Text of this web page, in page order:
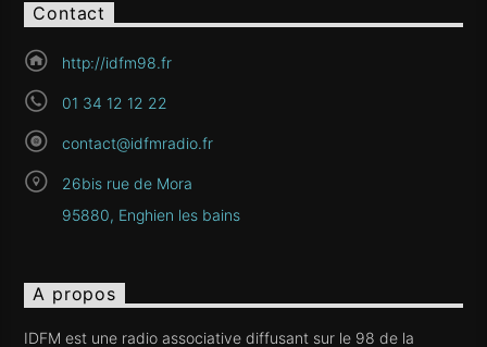
Contact
http://idfm98.fr
01 34 12 12 22
contact@idfmradio.fr
26bis rue de Mora
95880, Enghien les bains
A propos
IDFM est une radio associative diffusant sur le 98 de la